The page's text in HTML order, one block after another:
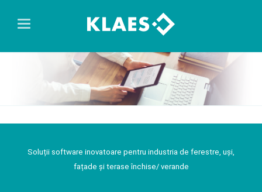
Soluții software inovatoare pentru industria de ferestre, uși,
fațade și terase închise/ verande